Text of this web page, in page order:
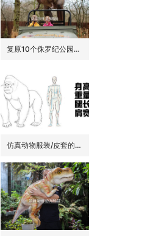
复原10个侏罗纪公园里的经典恐龙品种
仿真动物服装/皮套的6大卖点